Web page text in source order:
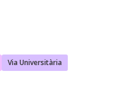
Via Universitària